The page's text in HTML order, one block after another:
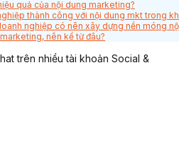
trên nhiều tài khoản Social &
quả của nội dung marketing?
thành công với nội dung mkt trong
nghiệp có nên xây dựng nền móng
nên kể từ đâu?